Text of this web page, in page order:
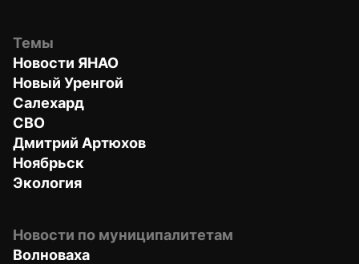
Темы
Новости ЯНАО
Новый Уренгой
Салехард
СВО
Дмитрий Артюхов
Ноябрьск
Экология
Новости по муниципалитетам
Волноваха